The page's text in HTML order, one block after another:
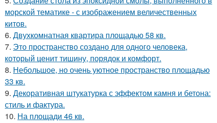
морской тематике - с изображением величественных
китов.
6. Двухкомнатная квартира площадью 58 кв.
7. Это пространство создано для одного человека,
который ценит тишину, порядок и комфорт.
8. Небольшое, но очень уютное пространство площадью
33 кв.
9. Декоративная штукатурка с эффектом камня и бетона:
стиль и фактура.
10. На площади 46 кв.